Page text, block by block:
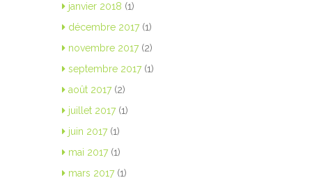
janvier 2018 (1)
décembre 2017(1)
novembre 2017(2)
septembre 2017(1)
août 2017(2)
juillet 2017(1)
juin 2017(1)
mai 2017(1)
mars 2017(1)